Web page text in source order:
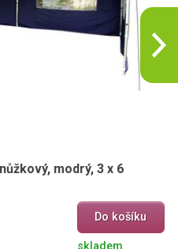
modrý, 3 x 6
Do košíku
skladem